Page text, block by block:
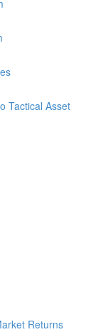
Tactical Asset
Returns